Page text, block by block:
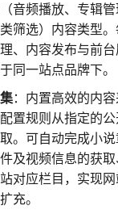
音频播放、专辑
类筛选）内容类型
、内容发布与前
同一站点品牌下。
：内置高效的内
置规则从指定的
。可自动完成小
及视频信息的获
对应栏目，实现
充。